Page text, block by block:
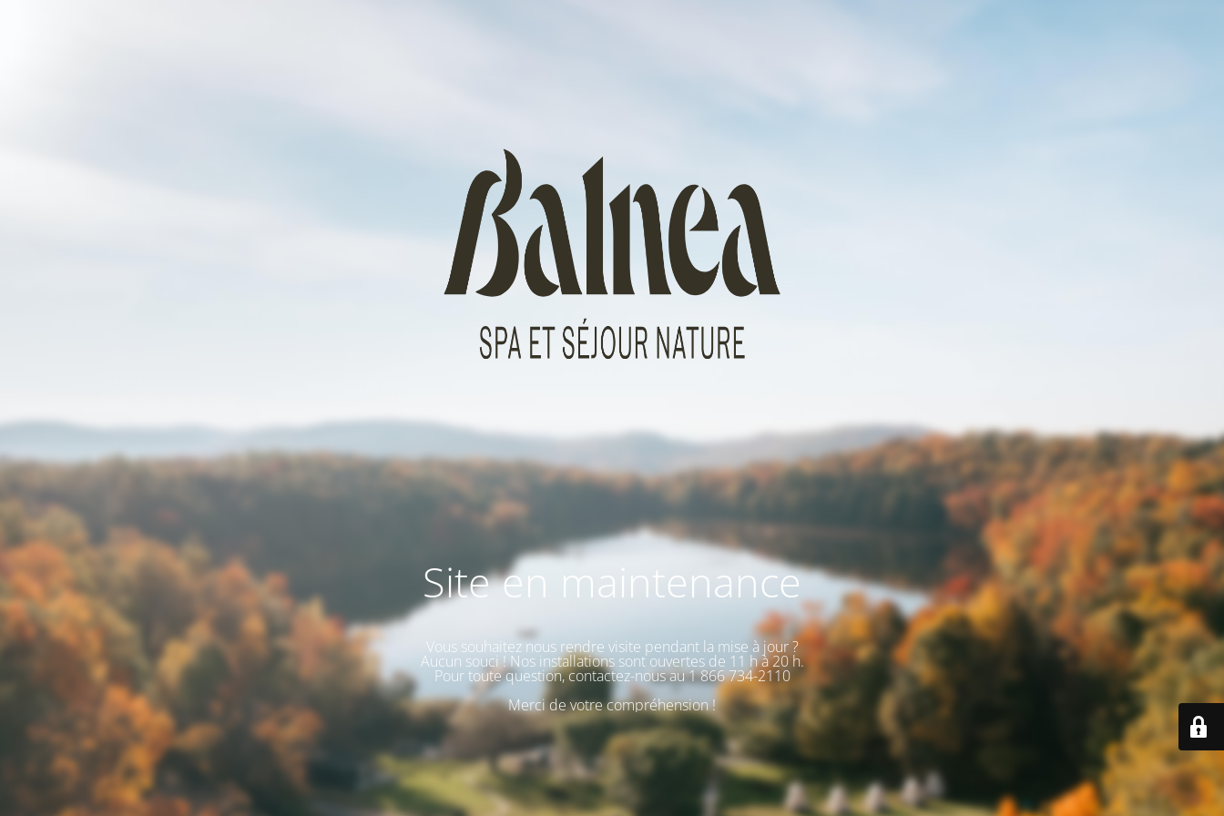
Site en maintenance
Vous souhaitez nous rendre visite pendant la mise à jour ?
Aucun souci ! Nos installations sont ouvertes de 11 h à 20 h.
Pour toute question, contactez-nous au 1 866 734-2110
Merci de votre compréhension !